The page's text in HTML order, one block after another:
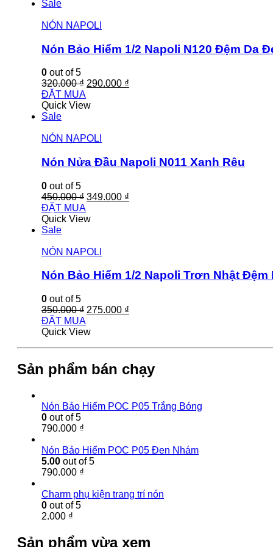
Sale
NÓN NAPOLI
Nón Bảo Hiểm 1/2 Napoli N120 Đệm Da
0 out of 5
320.000₫ 290.000 ₫
ĐẶT MUA
Quick View
Sale
NÓN NAPOLI
Nón Nửa Đầu Napoli N011 Xanh Rêu
0 out of 5
450.000₫ 349.000 ₫
ĐẶT MUA
Quick View
Sale
NÓN NAPOLI
Nón Bảo Hiểm 1/2 Napoli Trơn Nhật Đệm
0 out of 5
350.000₫ 275.000 ₫
ĐẶT MUA
Quick View
Sản phẩm bán chạy
Nón Bảo Hiểm POC P05 Trắng Bóng
0 out of 5
790.000 ₫
Nón Bảo Hiểm POC P05 Đen Nhám
5.00 out of 5
790.000 ₫
Charm phụ kiện trang trí nón
0 out of 5
2.000 ₫
Sản phẩm vừa xem